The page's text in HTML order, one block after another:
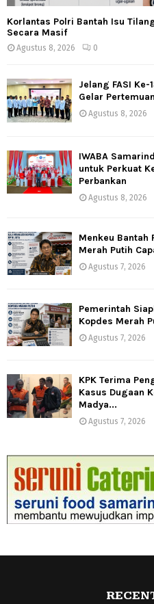
Korlantas Polri Bantah Isu
Secara Masif
Agustus 8, 2026 0
Jelang FASI Ke-
Gelar
Agustus 8, 2026
IWABA
untuk Perkuat
Perbankan
Agustus 8, 2026
Menkeu Bantah
Merah Putih
Agustus 7, 2026
Pemerintah
Kopdes Merah
Agustus 7, 2026
KPK Terima
Kasus Dugaan
Madya...
Agustus 7, 2026